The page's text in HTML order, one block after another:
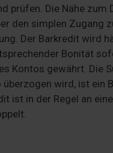
prüfen. Die Nähe zum
den simplen Zugang
Der Barkredit wird
Bonität
Kontos gewährt. Die
wird, ist ein
ist in der Regel an